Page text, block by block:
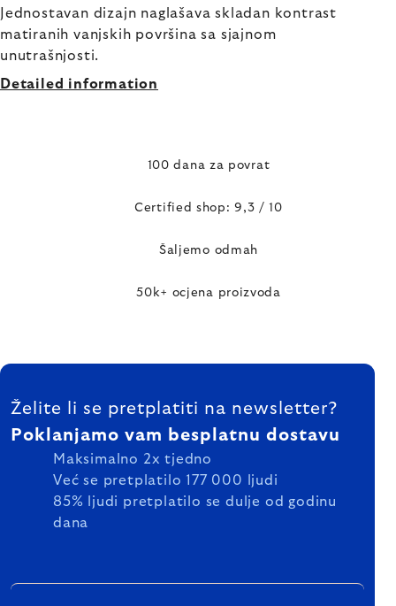
Jednostavan dizajn naglašava skladan kontrast
matiranih vanjskih površina sa sjajnom
unutrašnjosti.
Detailed information
100 dana za povrat
Certified shop: 9,3 / 10
Šaljemo odmah
50k+ ocjena proizvoda
FOOTER
Želite li se pretplatiti na newsletter?
Poklanjamo vam besplatnu dostavu
Maksimalno 2x tjedno
Već se pretplatilo 177 000 ljudi
85% ljudi pretplatilo se dulje od godinu
dana